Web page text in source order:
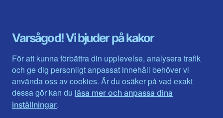
Varsågod! Vi bjuder på kakor
För att kunna förbättra din upplevelse, analysera trafik
och ge dig personligt anpassat innehåll behöver vi
använda oss av cookies. Är du osäker på vad exakt
dessa gör kan du läsa mer och anpassa dina
inställningar.
Gävleborg
Halland
Jämtlands län
Jönköpings län
Kalmar län
Kronobergs län
Norrbotten
Skåne län
Värmlands län
Västerbotten
Västra Götaland
Västernorrland
Västmanland
Örebro län
Östergötland